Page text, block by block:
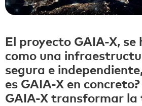
El proyecto GAIA-X, se
como una
segura e
es GAIA-X en concreto?
GAIA-X transformar la